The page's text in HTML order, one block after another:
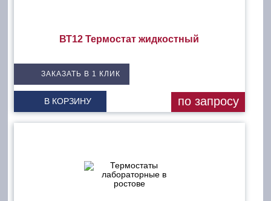
ВТ12 Термостат жидкостный
ЗАКАЗАТЬ В 1 КЛИК
В КОРЗИНУ по запросу